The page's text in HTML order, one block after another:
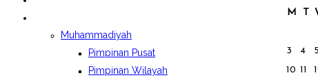
Muhammadiyah
Pimpinan Pusat
Pimpinan Wilayah
M
T
3
4 5
10 11